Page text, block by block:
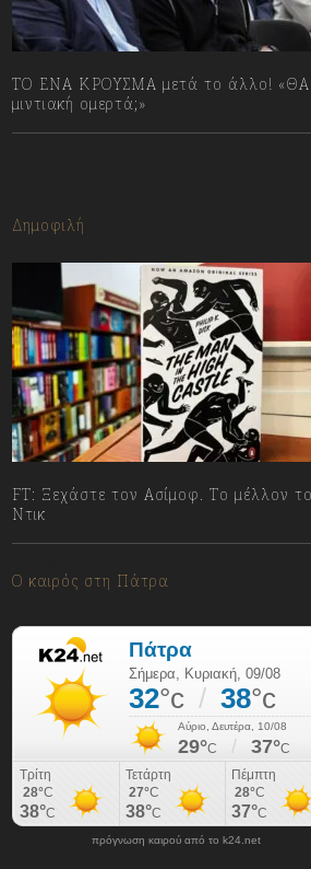
ΤΟ ΕΝΑ ΚΡΟΥΣΜΑ μετά το άλλο! «ΘΑ
μιντιακή ομερτά;»
Δημοφιλή
FT: Ξεχάστε τον Ασίμοφ. Το μέλλον
Ντικ
Ο καιρός στη Πάτρα
πρόγνωση καιρού από το k24.net